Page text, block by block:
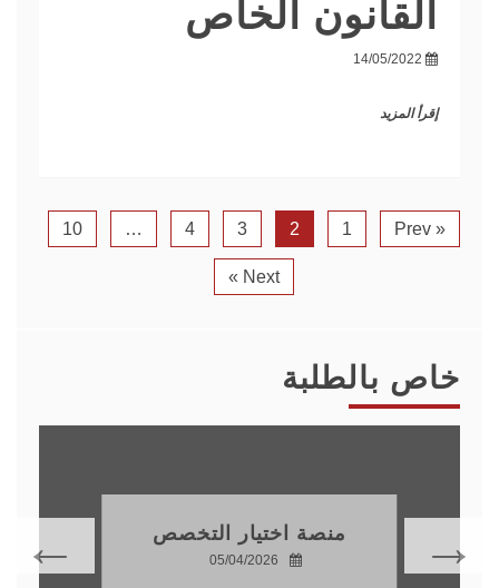
القانون الخاص
14/05/2022
إقرأ المزيد
« Prev
1
2
3
4
…
10
Next »
خاص بالطلبة
للموسم الجامعي
2027/2026